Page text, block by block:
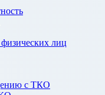
лиц
с ТКО